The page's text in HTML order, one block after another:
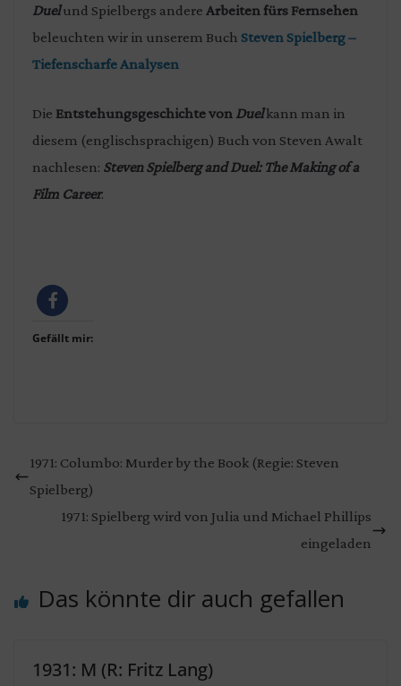
Duelund Spielbergs andere Arbeiten fürs Fernsehen
beleuchten wir in unserem Buch Steven Spielberg –
Tiefenscharfe Analysen
Die Entstehungsgeschichte von Duel kann man in
diesem (englischsprachigen) Buch von Steven Awalt
nachlesen: Steven Spielberg and Duel: The Making of a
Film Career.
Gefällt mir:
1971: Columbo: Murder by the Book (Regie: Steven
Spielberg)
1971: Spielberg wird von Julia und Michael Phillips
eingeladen
Das könnte dir auch gefallen
1931: M (R: Fritz Lang)